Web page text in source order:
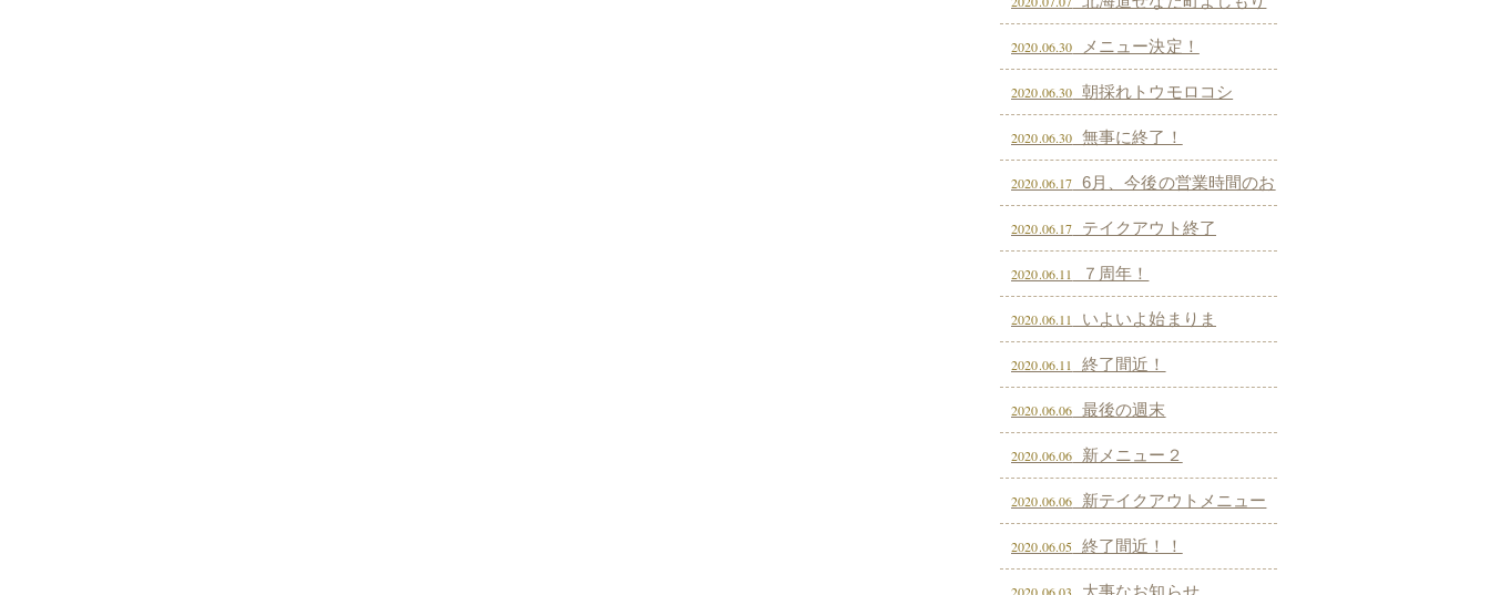
まきば オーガニック羊再入荷しまし
た！
2020.06.30 メニュー決定！
2020.06.30 朝採れトウモロコシ
2020.06.30 無事に終了！
2020.06.17 6月、今後の営業時間のお
知らせ
2020.06.17 テイクアウト終了
2020.06.11 ７周年！
2020.06.11 いよいよ始まりま
す！！！
2020.06.11 終了間近！
2020.06.06 最後の週末
2020.06.06 新メニュー２
2020.06.06 新テイクアウトメニュー
2020.06.05 終了間近！！
大事なお知らせ